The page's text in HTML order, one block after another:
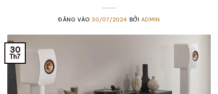
ĐĂNG VÀO30/07/2024 BỞI ADMIN
30
Th7